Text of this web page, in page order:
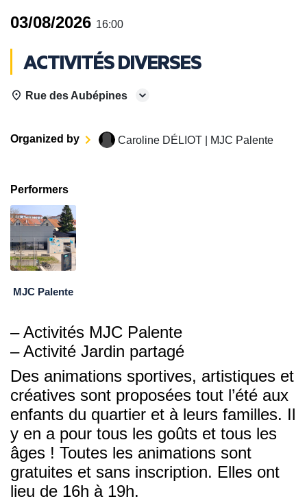
03/08/2026 16:00
ACTIVITÉS DIVERSES
Rue des Aubépines
Organized by Caroline DÉLIOT | MJC Palente
Performers
MJC Palente
– Activités MJC Palente
– Activité Jardin partagé
Des animations sportives, artistiques et
créatives sont proposées tout l’été aux
enfants du quartier et à leurs familles. Il
y en a pour tous les goûts et tous les
âges ! Toutes les animations sont
gratuites et sans inscription. Elles ont
lieu de 16h à 19h.